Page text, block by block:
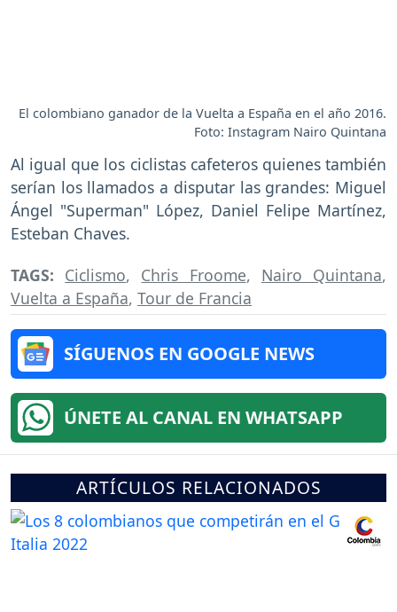
El colombiano ganador de la Vuelta a España en el año 2016.
Foto: Instagram Nairo Quintana
Al igual que los ciclistas cafeteros quienes también
serían los llamados a disputar las grandes: Miguel
Ángel "Superman" López, Daniel Felipe Martínez,
Esteban Chaves.
TAGS: Ciclismo, Chris Froome, Nairo Quintana,
Vuelta a España, Tour de Francia
SÍGUENOS EN GOOGLE NEWS
ÚNETE AL CANAL EN WHATSAPP
ARTÍCULOS RELACIONADOS